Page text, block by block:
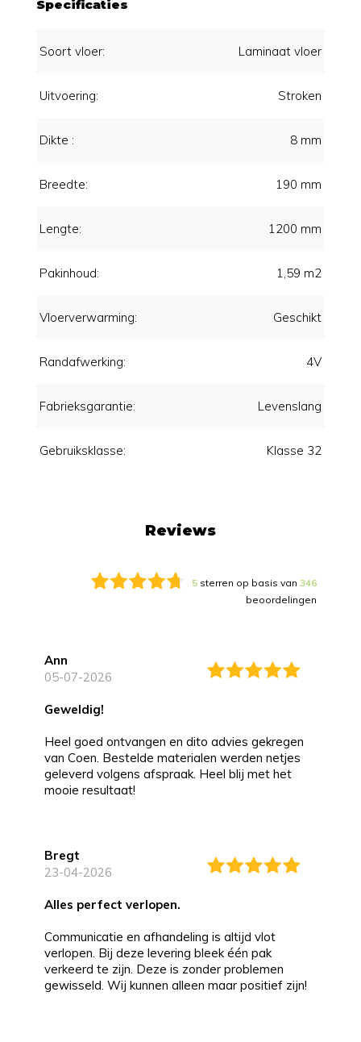
Specificaties
Soort vloer: Laminaat vloer
Uitvoering: Stroken
Dikte : 8 mm
Breedte: 190 mm
Lengte: 1200 mm
Pakinhoud: 1,59 m2
Vloerverwarming: Geschikt
Randafwerking: 4V
Fabrieksgarantie: Levenslang
Gebruiksklasse: Klasse 32
Reviews
5 sterren op basis van 346
beoordelingen
Ann
05-07-2026
Geweldig!
Heel goed ontvangen en dito advies gekregen
van Coen. Bestelde materialen werden netjes
geleverd volgens afspraak. Heel blij met het
mooie resultaat!
Bregt
23-04-2026
alles perfect verlopen.
Communicatie en afhandeling is altijd vlot
verlopen. Bij deze levering bleek één pak
verkeerd te zijn. Deze is zonder problemen
gewisseld. Wij kunnen alleen maar positief zijn!